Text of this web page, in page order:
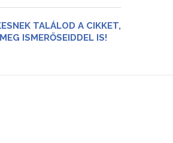
TALÁLOD A CIKKET,
ISMERŐSEIDDEL IS!